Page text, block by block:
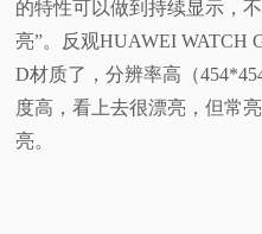
的特性可以做到持续显示，
亮”。反观HUAWEI WATCH
D材质了，分辨率高（
度高，看上去很漂亮，但常
亮。